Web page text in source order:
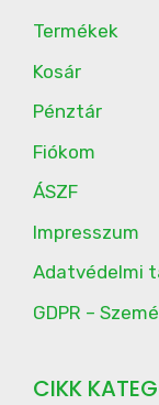
Termékek
Kosár
Pénztár
Fiókom
ÁSZF
Impresszum
Adatvédelmi
GDPR –
CIKK